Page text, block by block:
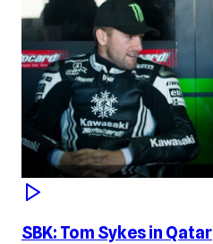
SBK: Tom Sykes in Qatar